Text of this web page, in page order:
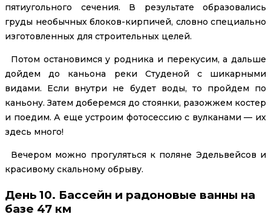
пятиугольного сечения. В результате образовались
груды необычных блоков-кирпичей, словно специально
изготовленных для строительных целей.
Потом остановимся у родника и перекусим, а дальше
дойдем до каньона реки Студеной с шикарными
видами. Если внутри не будет воды, то пройдем по
каньону. Затем доберемся до стоянки, разожжем костер
и поедим. А еще устроим фотосессию с вулканами — их
здесь много!
Вечером можно прогуляться к поляне Эдельвейсов и
красивому скальному обрыву.
День 10. Бассейн и радоновые ванны на
базе 47 км